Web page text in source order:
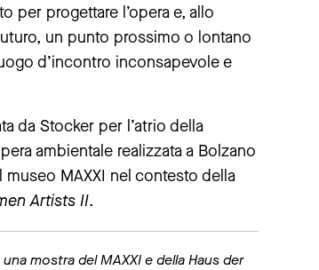
per progettare l’opera e, allo
un punto prossimo o lontano
d’incontro inconsapevole e
da Stocker per l’atrio della
ambientale realizzata a Bolzano
MAXXI nel contesto della
Artists II.
mostra del MAXXI e della Haus der